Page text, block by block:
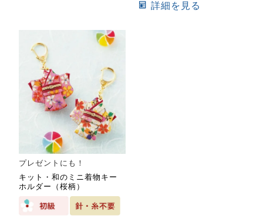
詳細を見る
プレゼントにも！
キット・和のミニ着物キー
ホルダー（桜柄）